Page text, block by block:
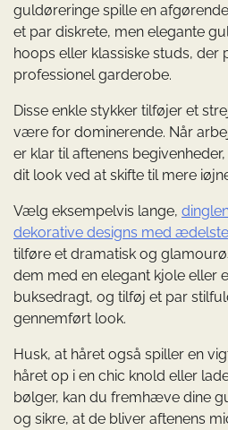
guldøreringe spille en
et par diskrete, men elegante
hoops eller klassiske studs, der
professionel garderobe.
Disse enkle stykker tilføjer et
være for dominerende. Når
er klar til aftenens
dit look ved at skifte til mere
Vælg eksempelvis lange,
dekorative designs med
tilføre et dramatisk og
dem med en elegant kjole eller
buksedragt, og tilføj et par
gennemført look.
Husk, at håret også spiller en
håret op i en chic knold eller
bølger, kan du fremhæve dine
og sikre, at de bliver aftenens